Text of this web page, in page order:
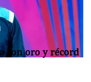
con oro y récord